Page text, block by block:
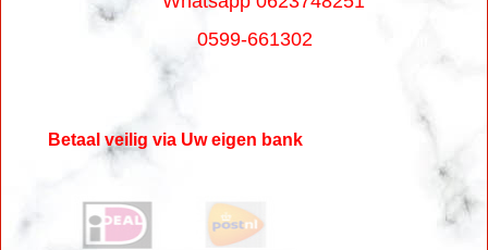
0599-661302
Betaal veilig via Uw eigen bank